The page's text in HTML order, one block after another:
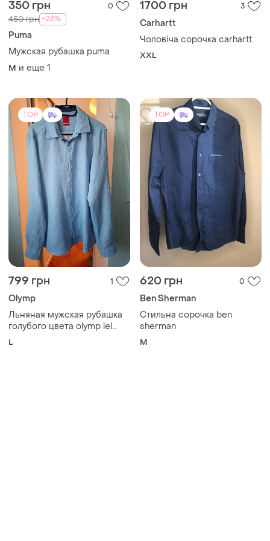
350 грн 0
450 грн -23%
Puma
Мужская рубашка puma
M и еще 1
1700 грн 3
Carhartt
Чоловіча сорочка carhartt
XXL
TOP
799 грн 1
Olymp
Льняная мужская рубашка
голубого цвета olymp lel
5five р.l
L
TOP
620 грн 0
Ben Sherman
Стильна сорочка ben
sherman
M